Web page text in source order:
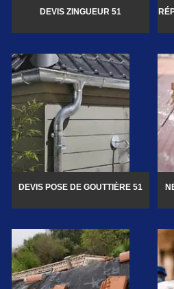
DEVIS ZINGUEUR 51
DEVIS POSE DE GOUTTIÈRE 51